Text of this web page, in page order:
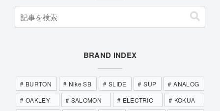
BRAND INDEX
BURTON Nike SB SLIDE SUP
ANALOG
OAKLEY
SALOMON ELECTRIC
KOKUA